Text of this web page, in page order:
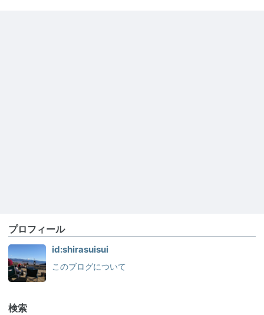
プロフィール
id:shirasuisui
このブログについて
検索